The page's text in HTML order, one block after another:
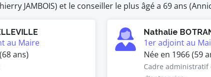
JAMBOIS) et le conseiller le plus âgé a 69 ans
au Maire
ans)
Nathalie
1er adjoint au
Née en 1966 (59
Cadre administratif